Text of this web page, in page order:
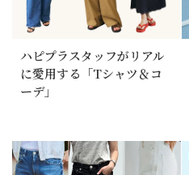
ハピプラスタッフがリアル
に愛用する「Tシャツ＆コ
ーデ」